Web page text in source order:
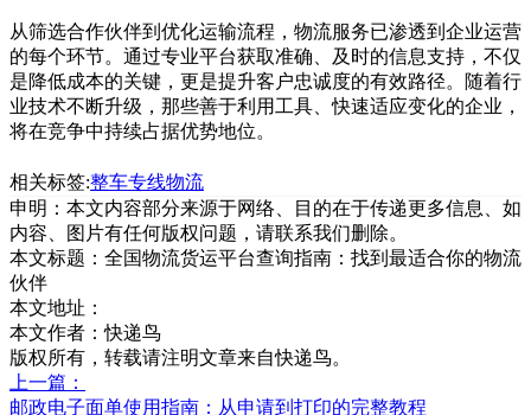
从筛选合作伙伴到优化运输流程，物流服务已渗透到企业运营
的每个环节。通过专业平台获取准确、及时的信息支持，不仅
是降低成本的关键，更是提升客户忠诚度的有效路径。随着行
业技术不断升级，那些善于利用工具、快速适应变化的企业，
将在竞争中持续占据优势地位。
相关标签:整车专线物流
申明：本文内容部分来源于网络、目的在于传递更多信息、如
内容、图片有任何版权问题，请联系我们删除。
本文标题： 全国物流货运平台查询指南：找到最适合你的物流
伙伴
本文地址：
本文作者：快递鸟
版权所有，转载请注明文章来自快递鸟。
上一篇：
邮政电子面单使用指南：从申请到打印的完整教程